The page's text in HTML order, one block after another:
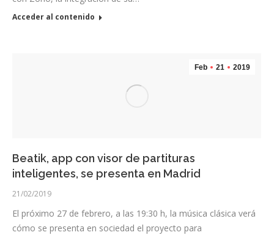
Acceder al contenido
Feb 21 2019
Beatik, app con visor de partituras
inteligentes, se presenta en Madrid
21/02/2019
El próximo 27 de febrero, a las 19:30 h, la música clásica verá
cómo se presenta en sociedad el proyecto para